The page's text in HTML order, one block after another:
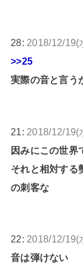
28: 2018/12/19(
>>25
実際の音と言う
21: 2018/12/19(
因みにこの世界
それと相対する
の刺客な
22: 2018/12/19(
音は弾けない